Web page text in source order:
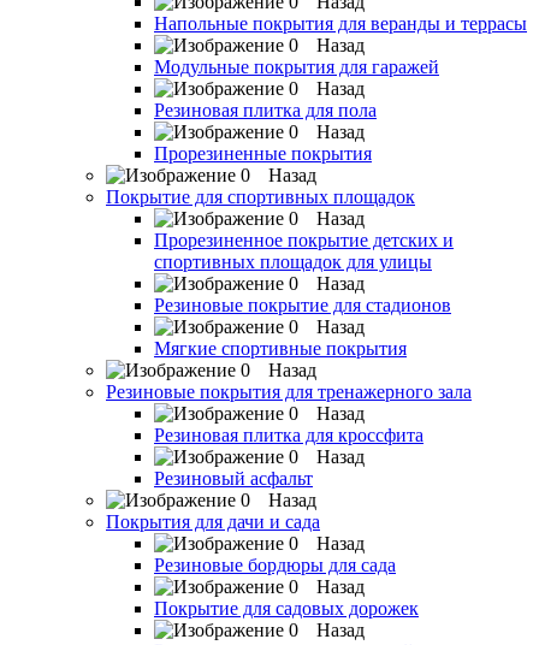
Напольные покрытия для веранды и террасы
Назад
Модульные покрытия для гаражей
Назад
Резиновая плитка для пола
Назад
Прорезиненные покрытия
Назад
Покрытие для спортивных площадок
Назад
Прорезиненное покрытие детских и
спортивных площадок для улицы
Назад
Резиновые покрытие для стадионов
Назад
Мягкие спортивные покрытия
Назад
Резиновые покрытия для тренажерного зала
Назад
Резиновая плитка для кроссфита
Назад
Резиновый асфальт
Назад
Покрытия для дачи и сада
Назад
Резиновые бордюры для сада
Назад
Покрытие для садовых дорожек
Назад